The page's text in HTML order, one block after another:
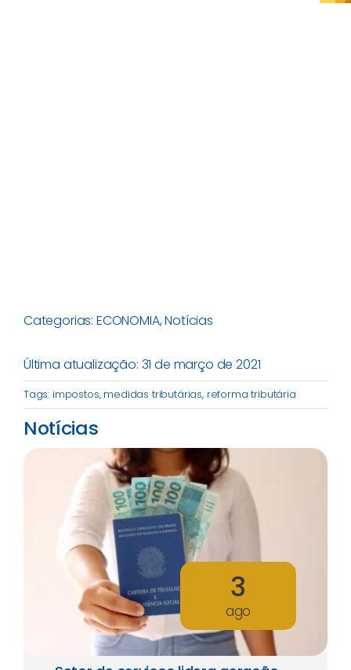
Categorias: ECONOMIA,Notícias
Última atualização: 31 de março de 2021
Tags: impostos, medidas tributárias, reforma tributária
Notícias
3
ago